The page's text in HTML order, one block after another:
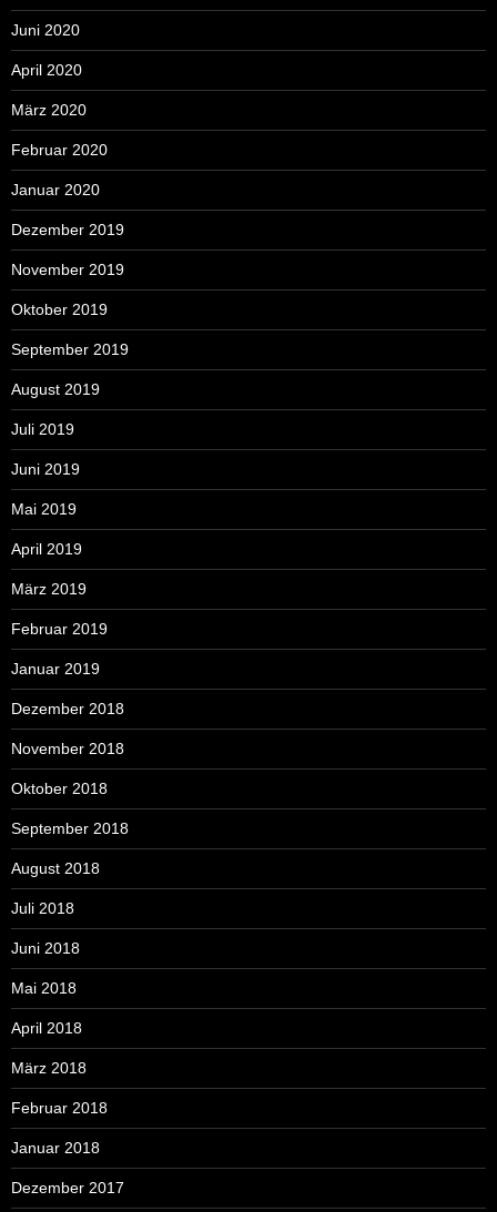
Juni 2020
April 2020
März 2020
Februar 2020
Januar 2020
Dezember 2019
November 2019
Oktober 2019
September 2019
August 2019
Juli 2019
Juni 2019
Mai 2019
April 2019
März 2019
Februar 2019
Januar 2019
Dezember 2018
November 2018
Oktober 2018
September 2018
August 2018
Juli 2018
Juni 2018
Mai 2018
April 2018
März 2018
Februar 2018
Januar 2018
Dezember 2017